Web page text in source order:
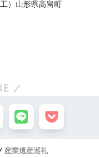
）山形県高畠町
産業遺産巡礼